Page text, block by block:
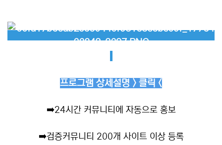
프로그램 상세설명 > 클릭 <
➡️24시간 커뮤니티에 자동으로 홍보
➡️검증커뮤니티 200개 사이트 이상 등록